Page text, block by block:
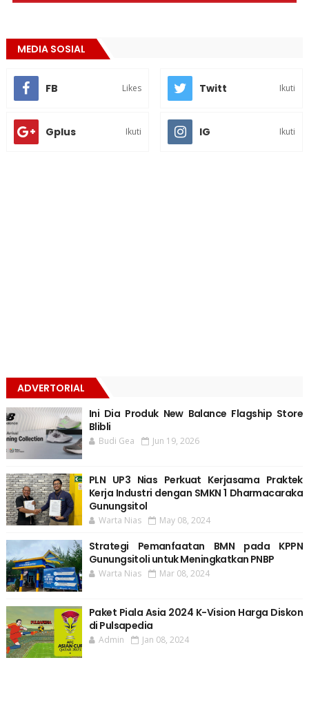
MEDIA SOSIAL
FB Likes Twitt Ikuti
Gplus Ikuti IG Ikuti
ADVERTORIAL
Ini Dia Produk New Balance Flagship Store
Blibli
Budi Gea Jun 19, 2026
PLN UP3 Nias Perkuat Kerjasama Praktek
Kerja Industri dengan SMKN 1 Dharmacaraka
Gunungsitol
Warta Nias May 08, 2024
Strategi Pemanfaatan BMN pada KPPN
Gunungsitoli untuk Meningkatkan PNBP
Warta Nias Mar 08, 2024
Paket Piala Asia 2024 K-Vision Harga Diskon
di Pulsapedia
Admin Jan 08, 2024